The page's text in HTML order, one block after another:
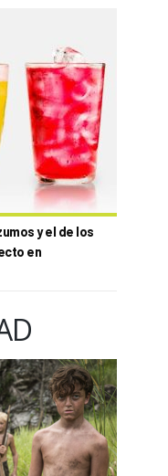
y el de los
en